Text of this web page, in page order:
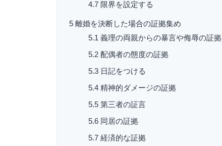
4.7 限界を設定する
5 離婚を決断した場合の証拠集め
5.1 義理の両親からの暴言や侮辱の証拠
5.2 配偶者の態度の証拠
5.3 日記をつける
5.4 精神的ダメージの証拠
5.5 第三者の証言
5.6 同居の証拠
5.7 経済的な証拠